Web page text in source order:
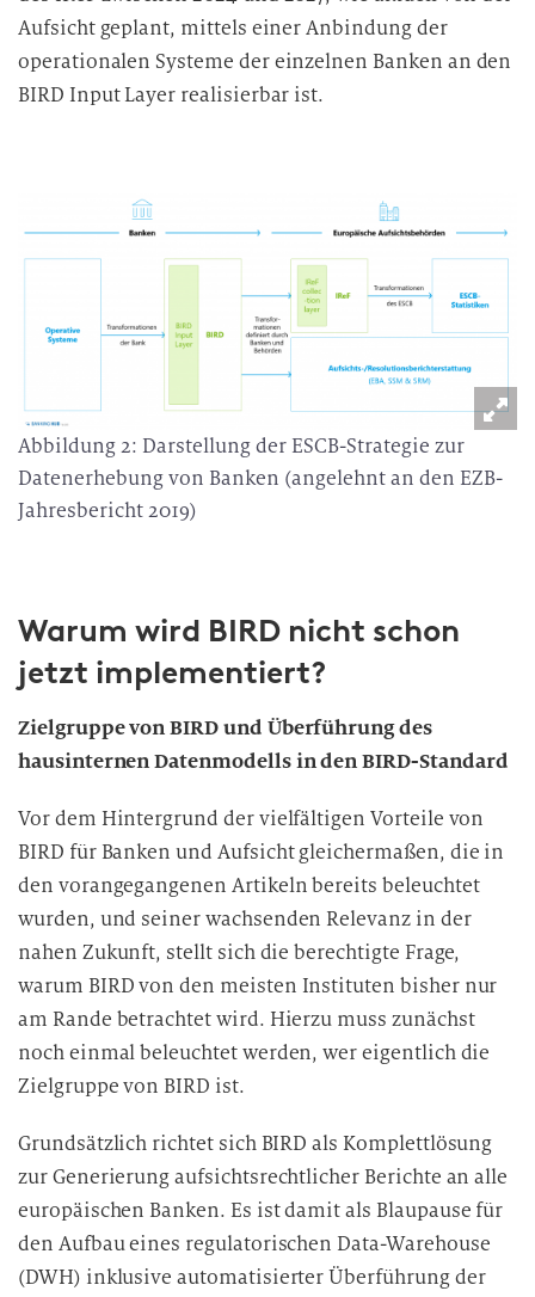
Aufsicht geplant, mittels einer Anbindung der
operationalen Systeme der einzelnen Banken an den
BIRD Input Layer realisierbar ist.
Abbildung 2: Darstellung der ESCB-Strategie zur
Datenerhebung von Banken (angelehnt an den EZB-
Jahresbericht 2019)
Warum wird BIRD nicht schon
jetzt implementiert?
Zielgruppe von BIRD und Überführung des
hausinternen Datenmodells in den BIRD-Standard
Vor dem Hintergrund der vielfältigen Vorteile von
BIRD für Banken und Aufsicht gleichermaßen, die in
den vorangegangenen Artikeln bereits beleuchtet
wurden, und seiner wachsenden Relevanz in der
nahen Zukunft, stellt sich die berechtigte Frage,
warum BIRD von den meisten Instituten bisher nur
am Rande betrachtet wird. Hierzu muss zunächst
noch einmal beleuchtet werden, wer eigentlich die
Zielgruppe von BIRD ist.
Grundsätzlich richtet sich BIRD als Komplettlösung
zur Generierung aufsichtsrechtlicher Berichte an alle
europäischen Banken. Es ist damit als Blaupause für
den Aufbau eines regulatorischen Data-Warehouse
(DWH) inklusive automatisierter Überführung der